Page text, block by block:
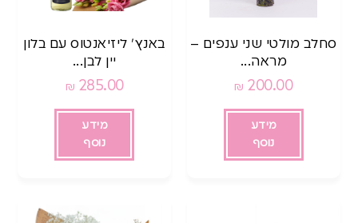
סחלב מולטי שני ענפים –
מראה...
200.00
₪
מידע
נוסף
באנץ’ ליזיאנטוס עם בלון
יין לבן...
285.00
₪
מידע
נוסף